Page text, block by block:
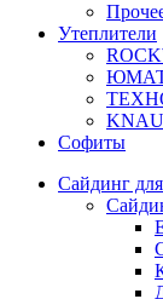
Утеплители
Софиты
Сайдинг